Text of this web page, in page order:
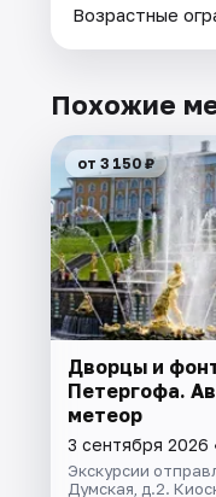
Возрастные
Похожие
от 3 150 ₽
Дворцы и
Петергофа.
метеор
3 сентября 2026
Экскурсии
Думская, д.2.